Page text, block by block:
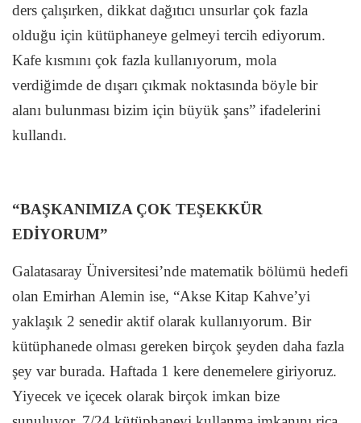
ders çalışırken, dikkat dağıtıcı unsurlar çok fazla
olduğu için kütüphaneye gelmeyi tercih ediyorum.
Kafe kısmını çok fazla kullanıyorum, mola
verdiğimde de dışarı çıkmak noktasında böyle bir
alanı bulunması bizim için büyük şans” ifadelerini
kullandı.
“BAŞKANIMIZA ÇOK TEŞEKKÜR
EDİYORUM”
Galatasaray Üniversitesi’nde matematik bölümü hedefi
olan Emirhan Alemin ise, “Akse Kitap Kahve’yi
yaklaşık 2 senedir aktif olarak kullanıyorum. Bir
kütüphanede olması gereken birçok şeyden daha fazla
şey var burada. Haftada 1 kere denemelere giriyoruz.
Yiyecek ve içecek olarak birçok imkan bize